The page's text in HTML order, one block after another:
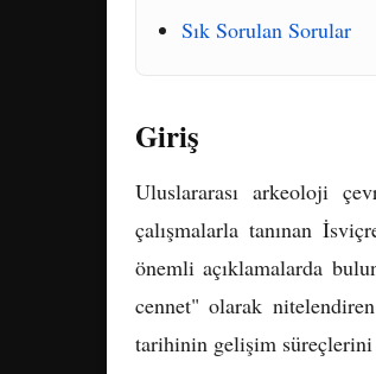
Sık Sorulan Sorular
Giriş
Uluslararası arkeoloji
çalışmalarla tanınan
önemli açıklamalarda
cennet" olarak
tarihinin gelişim